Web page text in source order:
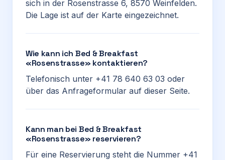
sich in der Rosenstrasse 6, 8570 Weinfelden.
Die Lage ist auf der Karte eingezeichnet.
Wie kann ich Bed & Breakfast
«Rosenstrasse» kontaktieren?
Telefonisch unter +41 78 640 63 03 oder
über das Anfrageformular auf dieser Seite.
Kann man bei Bed & Breakfast
«Rosenstrasse» reservieren?
Für eine Reservierung steht die Nummer +41